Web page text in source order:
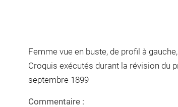
Femme vue en buste, de profil à
Croquis exécutés durant la révision du
septembre 1899
Commentaire :